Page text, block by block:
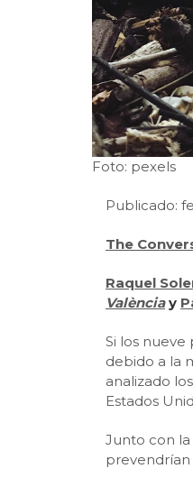
Foto: pexels
Publicado:
The
Raquel
Valènciay
Si los nueve
debido a la
analizado
Estados
Junto con la
prevendrían